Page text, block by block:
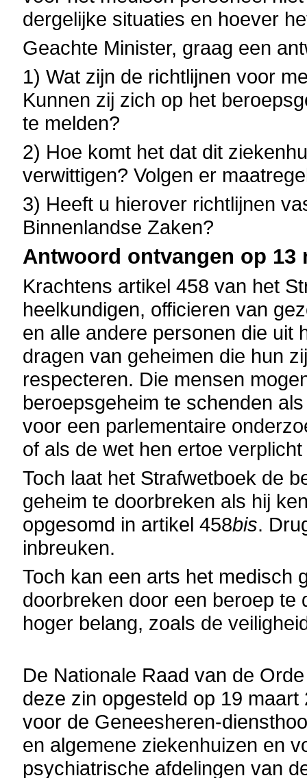
dergelijke situaties en hoever
Geachte Minister, graag een
1) Wat zijn de richtlijnen voor
Kunnen zij zich op het
te melden?
2) Hoe komt het dat dit
verwittigen? Volgen er
3) Heeft u hierover richtlijnen
Binnenlandse Zaken?
Antwoord ontvangen op 13
Krachtens artikel 458 van het
heelkundigen, officieren van
en alle andere personen die uit
dragen van geheimen die hun
respecteren. Die mensen
beroepsgeheim te schenden
voor een parlementaire
of als de wet hen ertoe
Toch laat het Strafwetboek de
geheim te doorbreken als hij
opgesomd in artikel 458bis.
inbreuken.
Toch kan een arts het medisch
doorbreken door een beroep te
hoger belang, zoals de
De Nationale Raad van de
deze zin opgesteld op 19
voor de Geneesheren-
en algemene ziekenhuizen en
psychiatrische afdelingen van